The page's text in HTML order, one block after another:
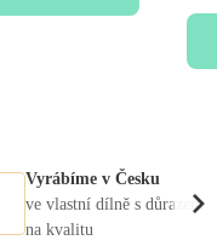
Vyrábíme v Česku
ve vlastní dílně s důrazem
na kvalitu